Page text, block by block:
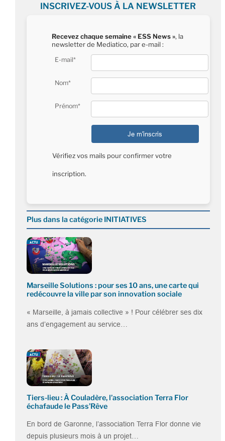
INSCRIVEZ-VOUS À LA NEWSLETTER
Recevez chaque semaine « ESS News », la
newsletter de Mediatico, par e-mail :
E-mail*
Nom*
Prénom*
Vérifiez vos mails pour confirmer votre
inscription.
Plus dans la catégorie INITIATIVES
Marseille Solutions : pour ses 10 ans, une carte qui
redécouvre la ville par son innovation sociale
« Marseille, à jamais collective » ! Pour célébrer ses dix
ans d’engagement au service…
Tiers-lieu : À Couladère, l’association Terra Flor
échafaude le Pass’Rêve
En bord de Garonne, l’association Terra Flor donne vie
depuis plusieurs mois à un projet…